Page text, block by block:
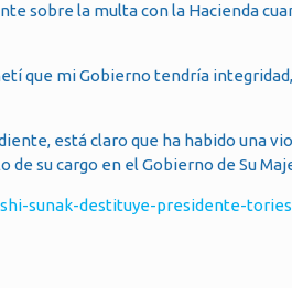
sobre la multa con la Hacienda
que mi Gobierno tendría
está claro que ha habido una
su cargo en el Gobierno de Su
sunak-destituye-presidente-